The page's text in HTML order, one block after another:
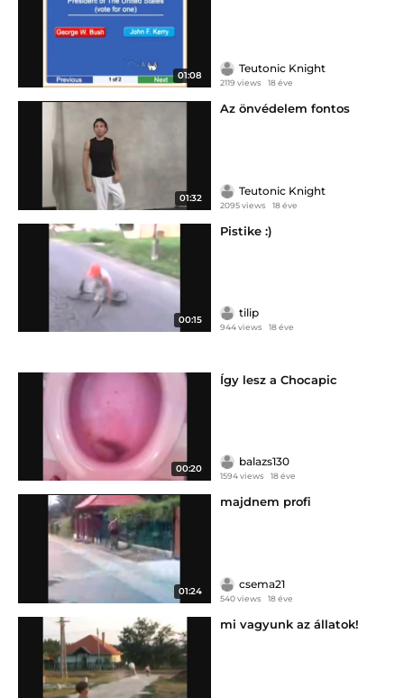
01:08
Teutonic Knight
2119 views 18 éve
01:32
Az önvédelem fontos
Teutonic Knight
2095 views 18 éve
00:15
Pistike :)
tilip
944 views 18 éve
00:20
Így lesz a Chocapic
balazs130
1594 views 18 éve
01:24
majdnem profi
csema21
540 views 18 éve
mi vagyunk az állatok!